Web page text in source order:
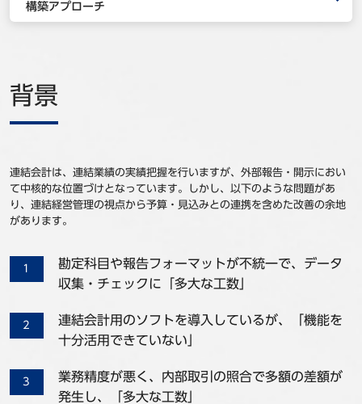
株主・投資家情報 採用情報
セミナ−
構築アプローチ
背景
連結会計は、連結業績の実績把握を行いますが、外部報告・開示におい
て中核的な位置づけとなっています。しかし、以下のような問題があ
り、連結経営管理の視点から予算・見込みとの連携を含めた改善の余地
があります。
勘定科目や報告フォーマットが不統一で、データ
収集・チェックに「多大な工数」
連結会計用のソフトを導入しているが、「機能を
十分活用できていない」
業務精度が悪く、内部取引の照合で多額の差額が
発生し、「多大な工数」